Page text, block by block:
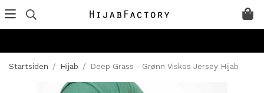
Startsiden / Hijab / Deep Grass - Grønn Viskos Jersey Hijab